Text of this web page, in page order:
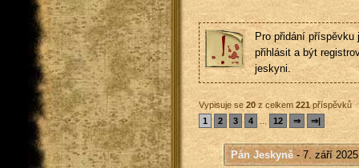
Pro přidání příspěvku
přihlásit a být
jeskyni.
Vypisuje se 20z celkem 221příspěvků
1
2 3 4 12 ⇒ ⇒|
Pán Jeskyně- 7. září 2025